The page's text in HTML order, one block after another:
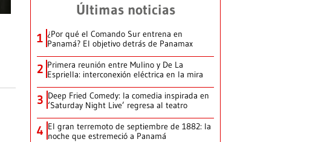
Últimas noticias
1 ¿Por qué el Comando Sur entrena en
Panamá? El objetivo detrás de Panamax
2 Primera reunión entre Mulino y De La
Espriella: interconexión eléctrica en la mira
3 Deep Fried Comedy: la comedia inspirada en
‘Saturday Night Live’ regresa al teatro
4 El gran terremoto de septiembre de 1882: la
noche que estremeció a Panamá